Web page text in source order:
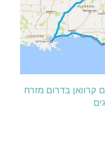
קרוואן בדרום מזרח